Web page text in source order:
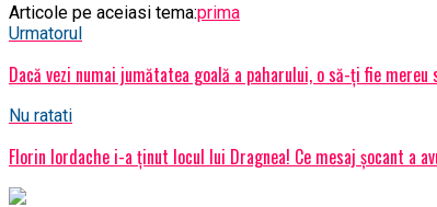
Articole pe aceiasi tema:prima
Urmatorul
Dacă vezi numai jumătatea goală a paharului, o să-ți fie mereu
Nu ratati
Florin Iordache i-a ținut locul lui Dragnea! Ce mesaj șocant a